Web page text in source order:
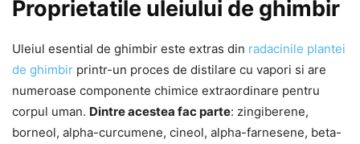
Proprietatile uleiului de ghimbir
Uleiul esential de ghimbir este extras din radacinile plantei
de ghimbir printr-un proces de distilare cu vapori si are
numeroase componente chimice extraordinare pentru
corpul uman. Dintre acestea fac parte: zingiberene,
borneol, alpha-curcumene, cineol, alpha-farnesene, beta-